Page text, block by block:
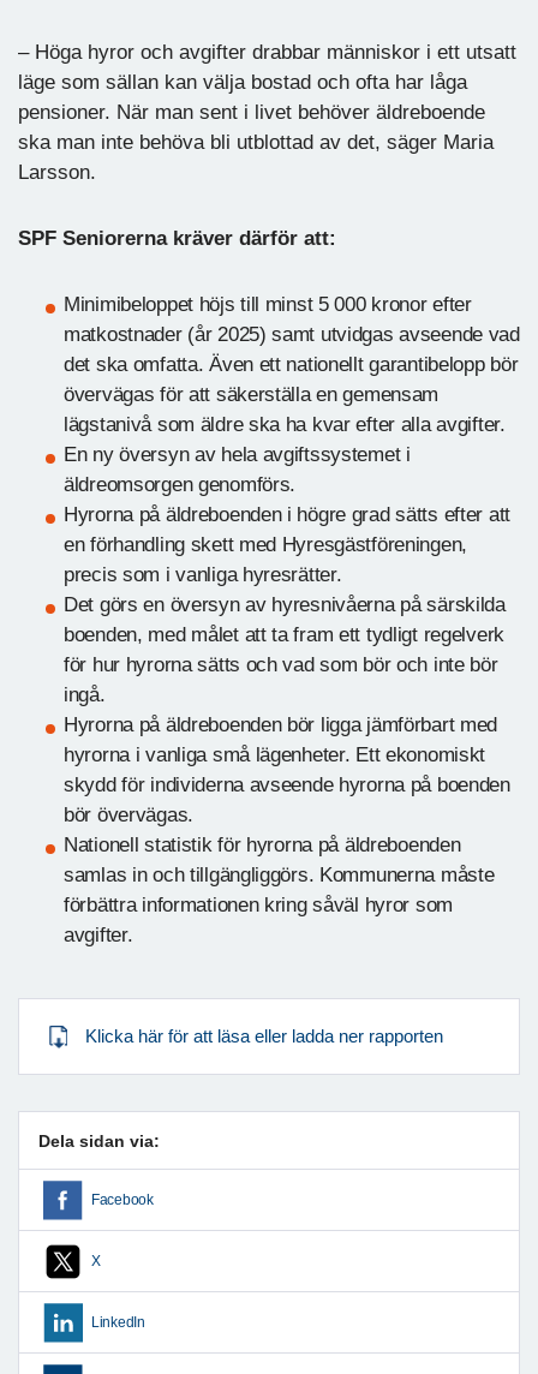
– Höga hyror och avgifter drabbar människor i ett utsatt
läge som sällan kan välja bostad och ofta har låga
pensioner. När man sent i livet behöver äldreboende
ska man inte behöva bli utblottad av det, säger Maria
Larsson.
SPF Seniorerna kräver därför att:
Minimibeloppet höjs till minst 5 000 kronor efter
matkostnader (år 2025) samt utvidgas avseende vad
det ska omfatta. Även ett nationellt garantibelopp bör
övervägas för att säkerställa en gemensam
lägstanivå som äldre ska ha kvar efter alla avgifter.
En ny översyn av hela avgiftssystemet i
äldreomsorgen genomförs.
Hyrorna på äldreboenden i högre grad sätts efter att
en förhandling skett med Hyresgästföreningen,
precis som i vanliga hyresrätter.
Det görs en översyn av hyresnivåerna på särskilda
boenden, med målet att ta fram ett tydligt regelverk
för hur hyrorna sätts och vad som bör och inte bör
ingå.
Hyrorna på äldreboenden bör ligga jämförbart med
hyrorna i vanliga små lägenheter. Ett ekonomiskt
skydd för individerna avseende hyrorna på boenden
bör övervägas.
Nationell statistik för hyrorna på äldreboenden
samlas in och tillgängliggörs. Kommunerna måste
förbättra informationen kring såväl hyror som
avgifter.
Klicka här för att läsa eller ladda ner rapporten
Dela sidan via:
Facebook
X
LinkedIn